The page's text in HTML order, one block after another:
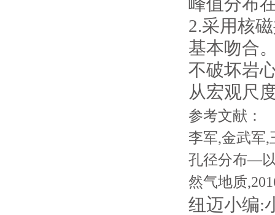
峰值分布
2.采用核
基本吻合
不破坏岩
从宏观尺
参考文献：
李军,金武军,
孔径分布—
然气地质
纽迈小编: